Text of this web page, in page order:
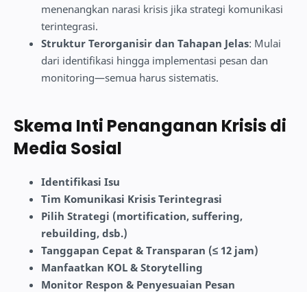
menenangkan narasi krisis jika strategi komunikasi
terintegrasi.
Struktur Terorganisir dan Tahapan Jelas: Mulai
dari identifikasi hingga implementasi pesan dan
monitoring—semua harus sistematis.
Skema Inti Penanganan Krisis di
Media Sosial
Identifikasi Isu
Tim Komunikasi Krisis Terintegrasi
Pilih Strategi (mortification, suffering,
rebuilding, dsb.)
Tanggapan Cepat & Transparan (≤ 12 jam)
Manfaatkan KOL & Storytelling
Monitor Respon & Penyesuaian Pesan